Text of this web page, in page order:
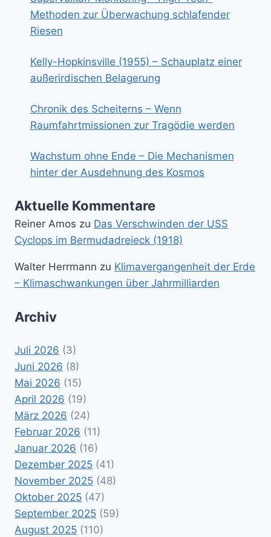
Methoden zur Überwachung schlafender
Riesen
Kelly-Hopkinsville (1955) – Schauplatz einer
außerirdischen Belagerung
Chronik des Scheiterns – Wenn
Raumfahrtmissionen zur Tragödie werden
Wachstum ohne Ende – Die Mechanismen
hinter der Ausdehnung des Kosmos
Aktuelle Kommentare
Reiner Amos zu Das Verschwinden der USS
Cyclops im Bermudadreieck (1918)
Walter Herrmann zu Klimavergangenheit der Erde
– Klimaschwankungen über Jahrmilliarden
Archiv
Juli 2026 (3)
Juni 2026 (8)
Mai 2026 (15)
April 2026 (19)
März 2026 (24)
Februar 2026 (11)
Januar 2026 (16)
Dezember 2025 (41)
November 2025 (48)
Oktober 2025 (47)
September 2025 (59)
August 2025 (110)